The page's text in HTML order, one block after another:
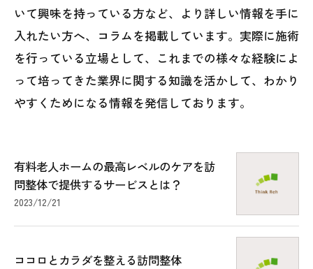
いて興味を持っている方など、より詳しい情報を手に
入れたい方へ、コラムを掲載しています。実際に施術
を行っている立場として、これまでの様々な経験によ
って培ってきた業界に関する知識を活かして、わかり
やすくためになる情報を発信しております。
有料老人ホームの最高レベルのケアを訪
問整体で提供するサービスとは？
2023/12/21
ココロとカラダを整える訪問整体